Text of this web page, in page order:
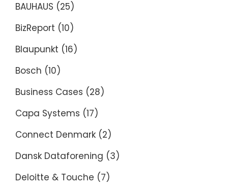
BAUHAUS (25)
BizReport (10)
Blaupunkt (16)
Bosch (10)
Business Cases (28)
Capa Systems (17)
Connect Denmark (2)
Dansk Dataforening (3)
Deloitte & Touche (7)